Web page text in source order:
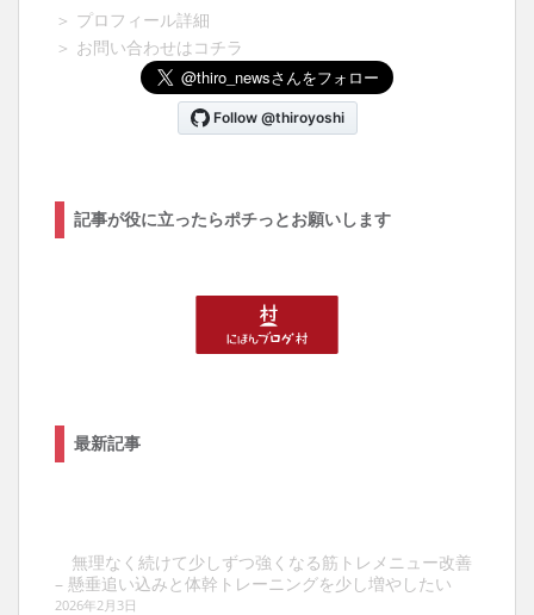
＞ プロフィール詳細
＞ お問い合わせはコチラ
記事が役に立ったらポチっとお願いします
最新記事
無理なく続けて少しずつ強くなる筋トレメニュー改善
– 懸垂追い込みと体幹トレーニングを少し増やしたい
2026年2月3日